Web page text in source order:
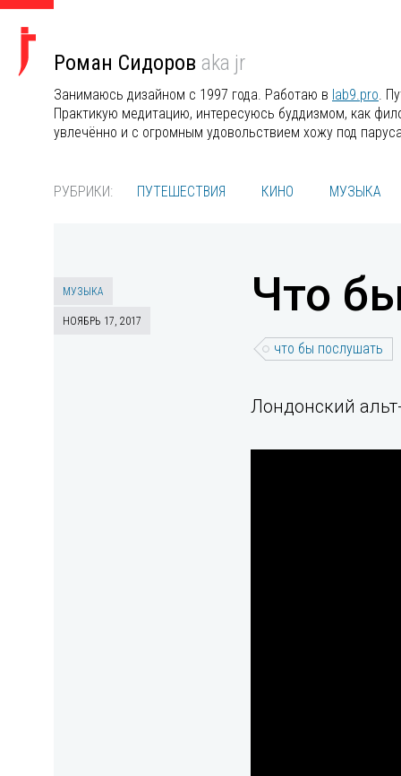
Роман Сидоров aka jr
Занимаюсь дизайном с 1997 года. Работаю в lab9.pro.
Практикую медитацию, интересуюсь буддизмом, как
увлечённо и с огромным удовольствием хожу под
РУБРИКИ: ПУТЕШЕСТВИЯ КИНО МУЗЫКА
МУЗЫКА
НОЯБРЬ 17, 2017 Что
что бы послушать
Лондонский